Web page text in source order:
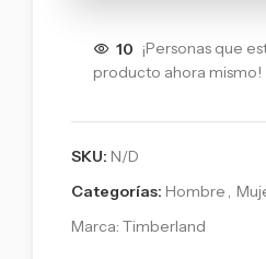
10 ¡Personas que
producto ahora mismo!
SKU: N/D
Categorías: Hombre ,
Marca: Timberland